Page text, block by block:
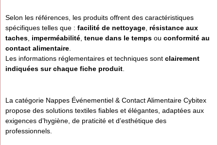
Selon les références, les produits offrent des caractéristiques
spécifiques telles que : facilité de nettoyage résistance aux
taches imperméabilité tenue dans le temps ou conformité au
contact alimentaire
Les informations réglementaires et techniques sont clairement
indiquées sur chaque fiche produit
La catégorie Nappes Événementiel & Contact Alimentaire Cybitex
propose des solutions textiles fiables et élégantes, adaptées aux
exigences d’hygiène, de praticité et d’esthétique des
professionnels.